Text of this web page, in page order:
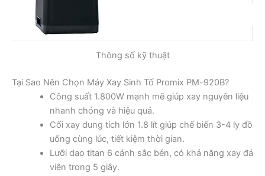
Thông số kỹ thuật
Tại Sao Nên Chọn Máy Xay Sinh Tố Promix PM-920B?
Công suất 1.800W mạnh mẽ giúp xay nguyên liệu
nhanh chóng và hiệu quả.
Cối xay dung tích lớn 1.8 lít giúp chế biến 3-4 ly đồ
uống cùng lúc, tiết kiệm thời gian.
Lưỡi dao titan 6 cánh sắc bén, có khả năng xay đá
viên trong 5 giây.